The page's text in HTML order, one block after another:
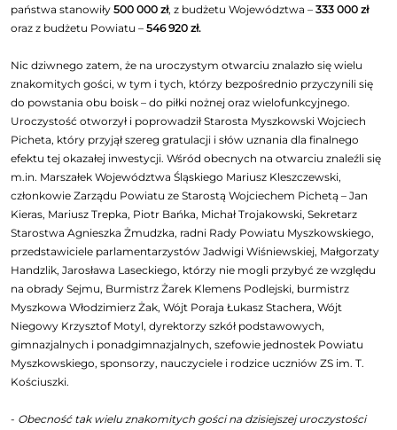
państwa stanowiły500 000 zł, z budżetu Województwa –333 000 zł
oraz z budżetu Powiatu –546 920 zł.
Nic dziwnego zatem, że na uroczystym otwarciu znalazło się wielu
znakomitych gości, w tym i tych, którzy bezpośrednio przyczynili się
do powstania obu boisk – do piłki nożnej oraz wielofunkcyjnego.
Uroczystość otworzył i poprowadził Starosta Myszkowski Wojciech
Picheta, który przyjął szereg gratulacji i słów uznania dla finalnego
efektu tej okazałej inwestycji. Wśród obecnych na otwarciu znaleźli się
m.in. Marszałek Województwa Śląskiego Mariusz Kleszczewski,
członkowie Zarządu Powiatu ze Starostą Wojciechem Pichetą – Jan
Kieras, Mariusz Trepka, Piotr Bańka, Michał Trojakowski, Sekretarz
Starostwa Agnieszka Żmudzka, radni Rady Powiatu Myszkowskiego,
przedstawiciele parlamentarzystów Jadwigi Wiśniewskiej, Małgorzaty
Handzlik, Jarosława Laseckiego, którzy nie mogli przybyć ze względu
na obrady Sejmu, Burmistrz Żarek Klemens Podlejski, burmistrz
Myszkowa Włodzimierz Żak, Wójt Poraja Łukasz Stachera, Wójt
Niegowy Krzysztof Motyl, dyrektorzy szkół podstawowych,
gimnazjalnych i ponadgimnazjalnych, szefowie jednostek Powiatu
Myszkowskiego, sponsorzy, nauczyciele i rodzice uczniów ZS im. T.
Kościuszki.
- Obecność tak wielu znakomitych gości na dzisiejszej uroczystości